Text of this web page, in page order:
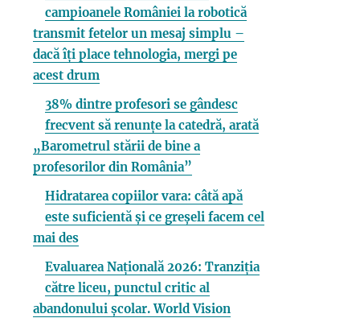
campioanele României la robotică
transmit fetelor un mesaj simplu –
dacă îți place tehnologia, mergi pe
acest drum
38% dintre profesori se gândesc
frecvent să renunțe la catedră, arată
„Barometrul stării de bine a
profesorilor din România”
Hidratarea copiilor vara: câtă apă
este suficientă și ce greșeli facem cel
mai des
Evaluarea Națională 2026: Tranziția
către liceu, punctul critic al
abandonului școlar. World Vision